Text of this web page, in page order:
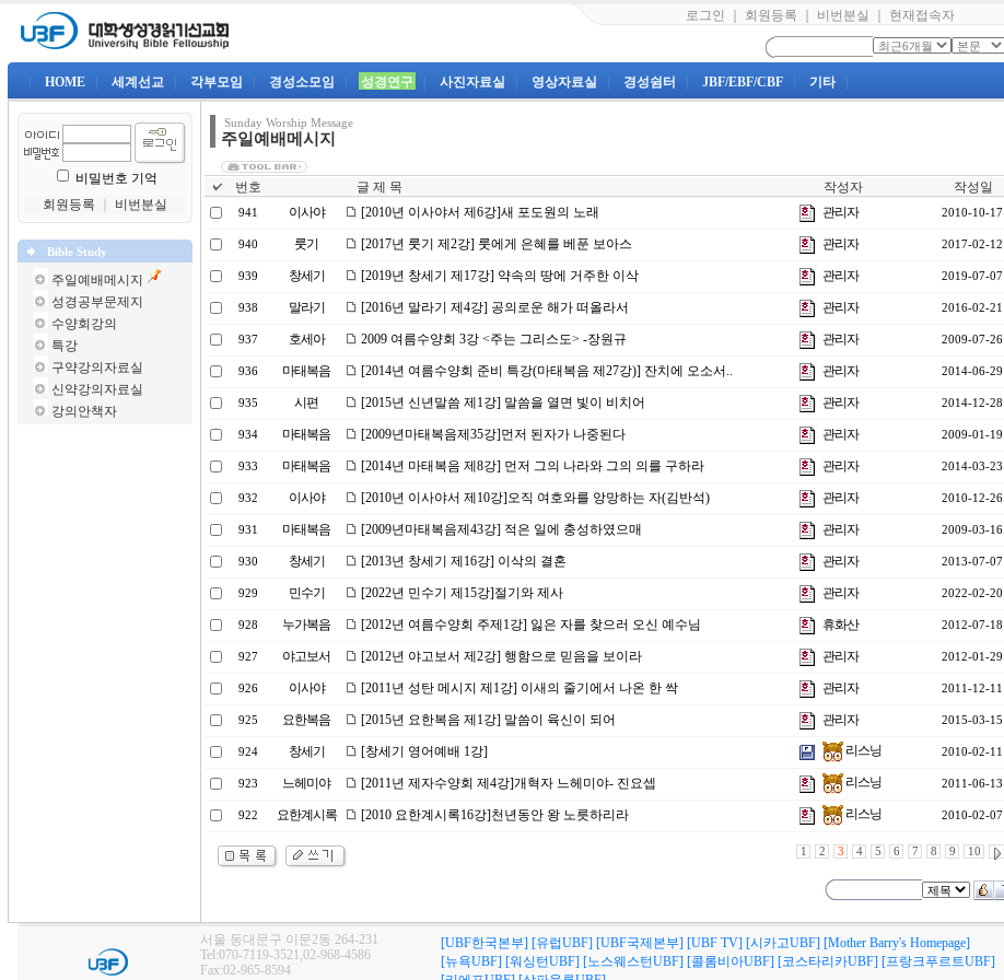
로그인 회원등록 비번분실 현재접속자
HOME 세계선교 각부모임 경성소모임 성경연구 사진자료실 영상자료실 경성쉼터 JBF/EBF/CBF 기타
비밀번호 기억
회원등록
비번분실
Bible Study
주일예배메시지
성경공부문제지
수양회강의
특강
구약강의자료실
신약강의자료실
강의안책자
Sunday Worship Message
주일예배메시지
번호 글 제 목 작성자 작성일
941 이사야 [2010년 이사야서 제6강]새 포도원의 노래 관리자 2010-10-17
940 룻기 [2017년 룻기 제2강] 룻에게 은혜를 베푼 보아스 관리자 2017-02-12
939 창세기 [2019년 창세기 제17강] 약속의 땅에 거주한 이삭 관리자 2019-07-07
938 말라기 [2016년 말라기 제4강] 공의로운 해가 떠올라서 관리자 2016-02-21
937 호세아 2009 여름수양회 3강 <주는 그리스도> -장원규 관리자 2009-07-26
936 마태복음 [2014년 여름수양회 준비 특강(마태복음 제27강)] 잔치에 오소서.. 관리자 2014-06-29
935 시편 [2015년 신년말씀 제1강] 말씀을 열면 빛이 비치어 관리자 2014-12-28
934 마태복음 [2009년마태복음제35강]먼저 된자가 나중된다 관리자 2009-01-19
933 마태복음 [2014년 마태복음 제8강] 먼저 그의 나라와 그의 의를 구하라 관리자 2014-03-23
932 이사야 [2010년 이사야서 제10강]오직 여호와를 앙망하는 자(김반석) 관리자 2010-12-26
931 마태복음 [2009년마태복음제43강] 적은 일에 충성하였으매 관리자 2009-03-16
930 창세기 [2013년 창세기 제16강] 이삭의 결혼 관리자 2013-07-07
929 민수기 [2022년 민수기 제15강]절기와 제사 관리자 2022-02-20
928 누가복음 [2012년 여름수양회 주제1강] 잃은 자를 찾으러 오신 예수님 휴화산 2012-07-18
927 야고보서 [2012년 야고보서 제2강] 행함으로 믿음을 보이라 관리자 2012-01-29
926 이사야 [2011년 성탄 메시지 제1강] 이새의 줄기에서 나온 한 싹 관리자 2011-12-11
925 요한복음 [2015년 요한복음 제1강] 말씀이 육신이 되어 관리자 2015-03-15
924 창세기 [창세기 영어예배 1강] 리스닝 2010-02-11
923 느헤미야 [2011년 제자수양회 제4강]개혁자 느헤미야- 진요셉 리스닝 2011-06-13
922 요한계시록 [2010 요한계시록16강]천년동안 왕 노릇하리라 리스닝 2010-02-07
1 2 3 4 5 6 7 8 9 10
서울 동대문구 이문2동 264-231
Tel:070-7119-3521,02-968-4586
Fax:02-965-8594
[UBF한국본부] [유럽UBF] [UBF국제본부] [UBF TV] [시카고UBF] [Mother Barry's Homepage]
[뉴욕UBF] [워싱턴UBF] [노스웨스턴UBF] [콜롬비아UBF] [코스타리카UBF] [프랑크푸르트UBF]